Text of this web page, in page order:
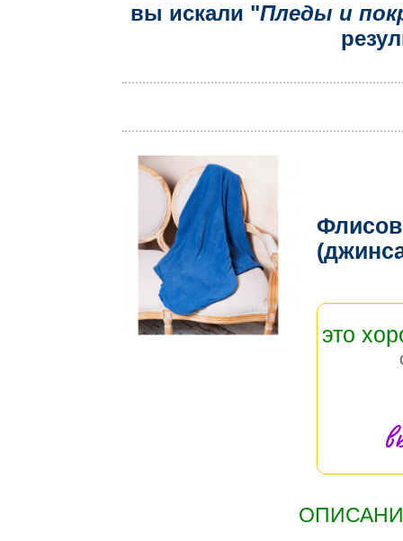
вы искали "Пледы и
это